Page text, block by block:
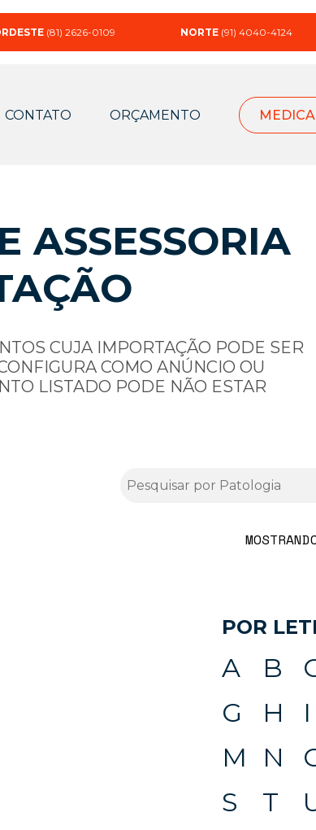
(81) 2626-0109 NORTE (91) 4040-4124
CONTATO ORÇAMENTO
ASSESSORIA
CUJA IMPORTAÇÃO PODE SER
COMO ANÚNCIO OU
LISTADO PODE NÃO ESTAR
POR
A B
G
H I
M
N
S
T